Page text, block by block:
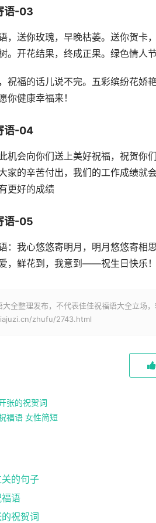
语-03
，送你玫瑰，早晚枯萎。送你贺卡
。开花结果，终成正果。绿色情人节
祝福的话儿说不完。五彩缤纷花娇
你健康幸福来！
语-04
机会向你们送上美好祝福，祝贺你
家的辛苦付出，我们的工作成绩就
更好的成绩
语-05
：我心悠悠寄明月，明月悠悠寄相
，鲜花到，我意到——祝生日快乐！
全整理发布，不代表佳佳祝福语大全立场，
zhufu/2743.html
张的祝贺词
福语 女性简短
的句子
语
祝贺词